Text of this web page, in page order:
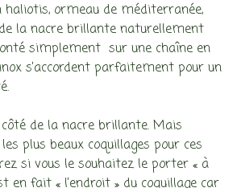
haliotis, ormeau de méditerranée,
la nacre brillante naturellement
simplement sur une chaîne en
s’accordent parfaitement pour un
de la nacre brillante. Mais
plus beaux coquillages pour ces
si vous le souhaitez le porter « à
en fait « l’endroit » du coquillage car